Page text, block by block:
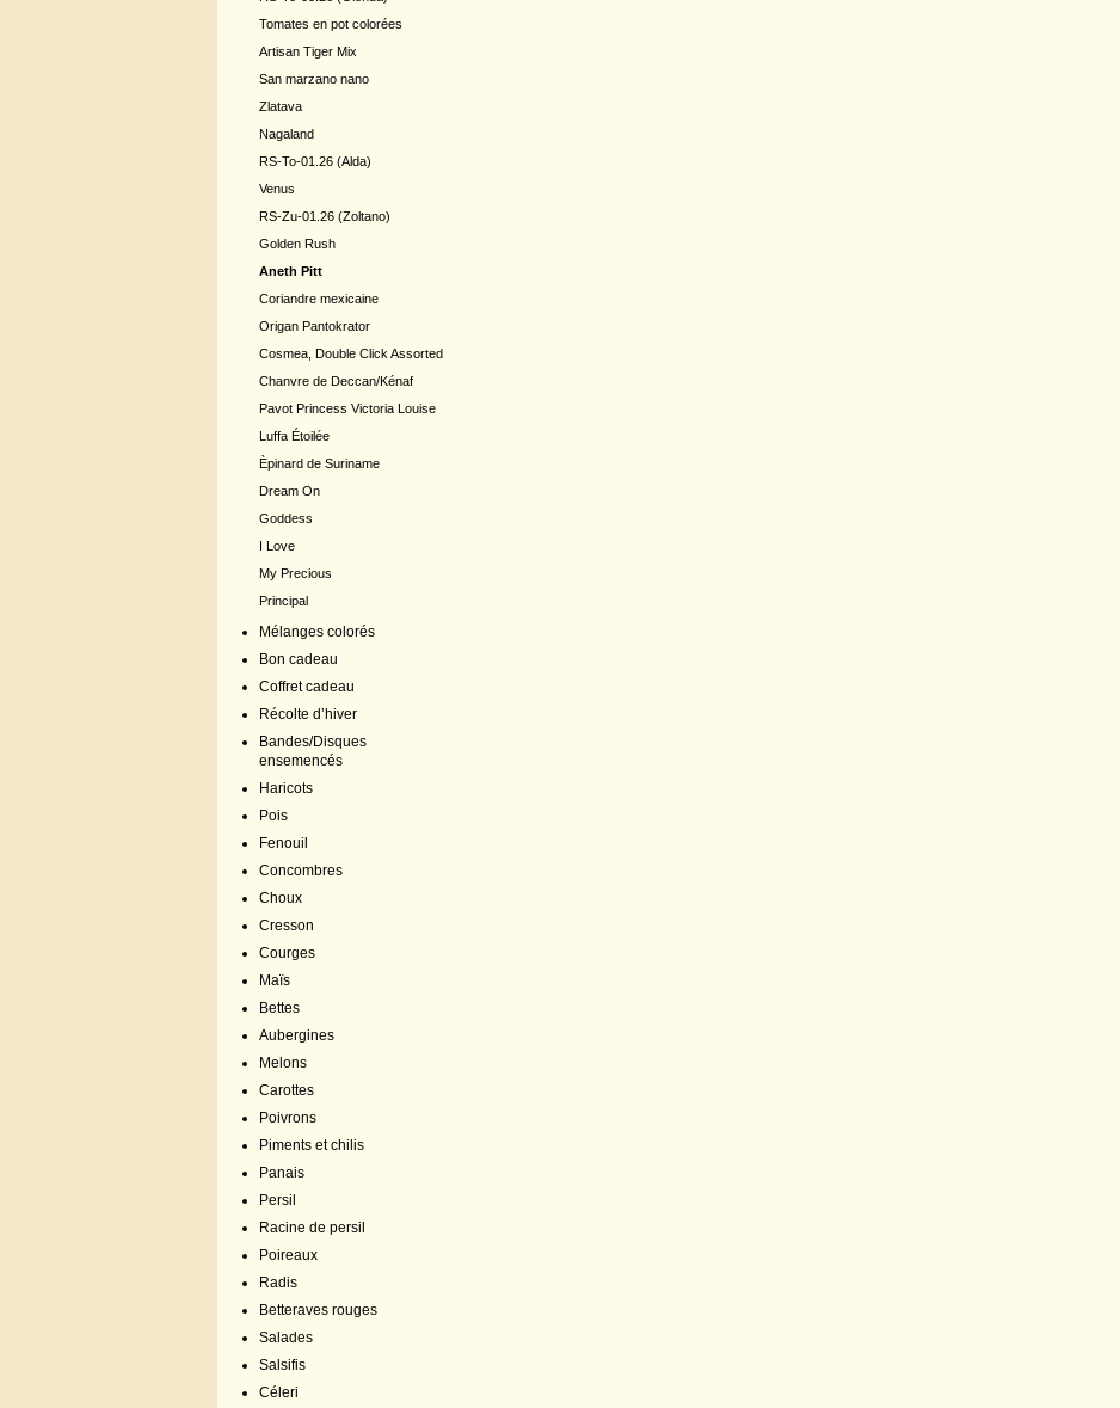
Tomates en pot colorées
Artisan Tiger Mix
San marzano nano
Zlatava
Nagaland
RS-To-01.26 (Alda)
Venus
RS-Zu-01.26 (Zoltano)
Golden Rush
Aneth Pitt
Coriandre mexicaine
Origan Pantokrator
Cosmea, Double Click Assorted
Chanvre de Deccan/Kénaf
Pavot Princess Victoria Louise
Luffa Étoilée
Èpinard de Suriname
Dream On
Goddess
I Love
My Precious
Principal
Mélanges colorés
Bon cadeau
Coffret cadeau
Récolte d’hiver
Bandes/Disques
ensemencés
Haricots
Pois
Fenouil
Concombres
Choux
Cresson
Courges
Maïs
Bettes
Aubergines
Melons
Carottes
Poivrons
Piments et chilis
Panais
Persil
Racine de persil
Poireaux
Radis
Betteraves rouges
Salades
Salsifis
Céleri